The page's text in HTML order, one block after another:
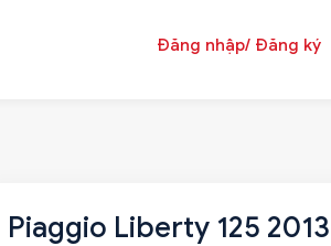
Đăng nhập/ Đăng ký
Piaggio Liberty 125 2013